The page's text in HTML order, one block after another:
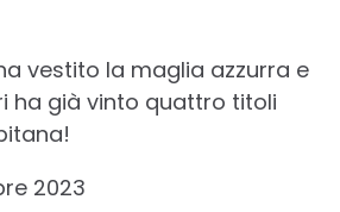
vestito la maglia azzurra e
ha già vinto quattro titoli
2023